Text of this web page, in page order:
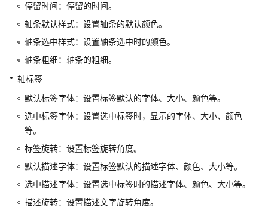
组
件
门
图
表
体
文
本
停留时间：停留的时间。
轴条默认样式：设置轴条的默认颜色。
轴条选中样式：设置轴条选中时的颜色。
轴条粗细：轴条的粗细。
轴标签
默认标签字体：设置标签默认的字体、大小、颜色等。
选中标签字体：设置选中标签时，显示的字体、大小、颜色
等。
标签旋转：设置标签旋转角度。
默认描述字体：设置标签默认的描述字体、颜色、大小等。
选中描述字体：设置选中标签时的描述字体、颜色、大小等。
描述旋转：设置描述文字旋转角度。